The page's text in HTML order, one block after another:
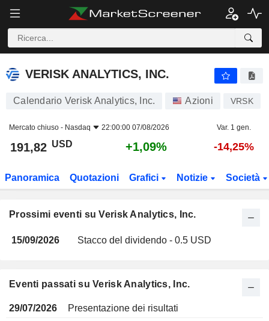
VERISK ANALYTICS, INC.
VERISK ANALYTICS, INC.
Calendario Verisk Analytics, Inc. Azioni VRSK
Mercato chiuso - Nasdaq 22:00:00 07/08/2026 Var. 1 gen.
191,82 USD +1,09% -14,25%
Panoramica Quotazioni Grafici Notizie Società
Prossimi eventi su Verisk Analytics, Inc.
15/09/2026 Stacco del dividendo - 0.5 USD
Eventi passati su Verisk Analytics, Inc.
29/07/2026
Presentazione dei risultati